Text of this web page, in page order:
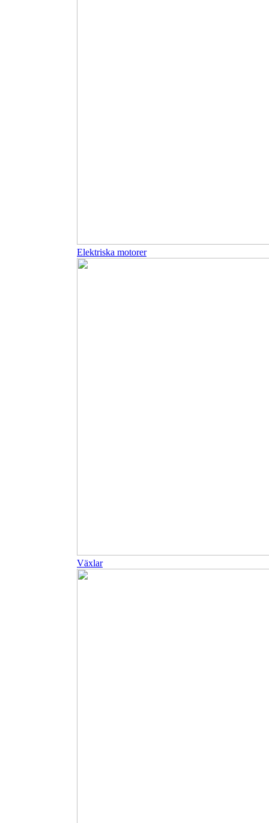
Elektriska motorer
Växlar